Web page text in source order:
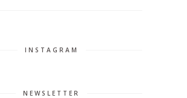
INSTAGRAM
NEWSLETTER